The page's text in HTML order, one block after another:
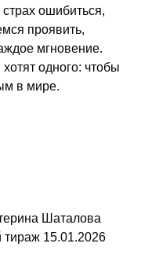
ошибиться,
проявить,
мгновение.
одного: чтобы
в мире.
Шаталова
тираж 15.01.2026